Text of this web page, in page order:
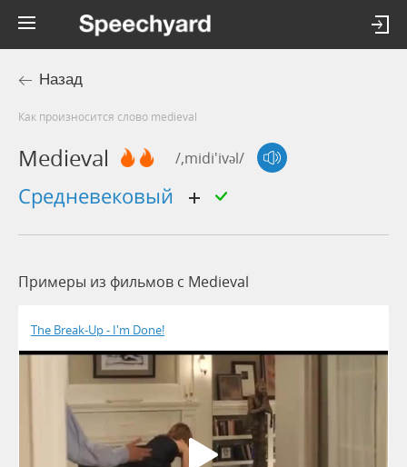
Назад
Как произносится слово medieval
Medieval /,midi'ivəl/
средневековый
Примеры из фильмов c Medieval
The Break-Up - I'm Done!